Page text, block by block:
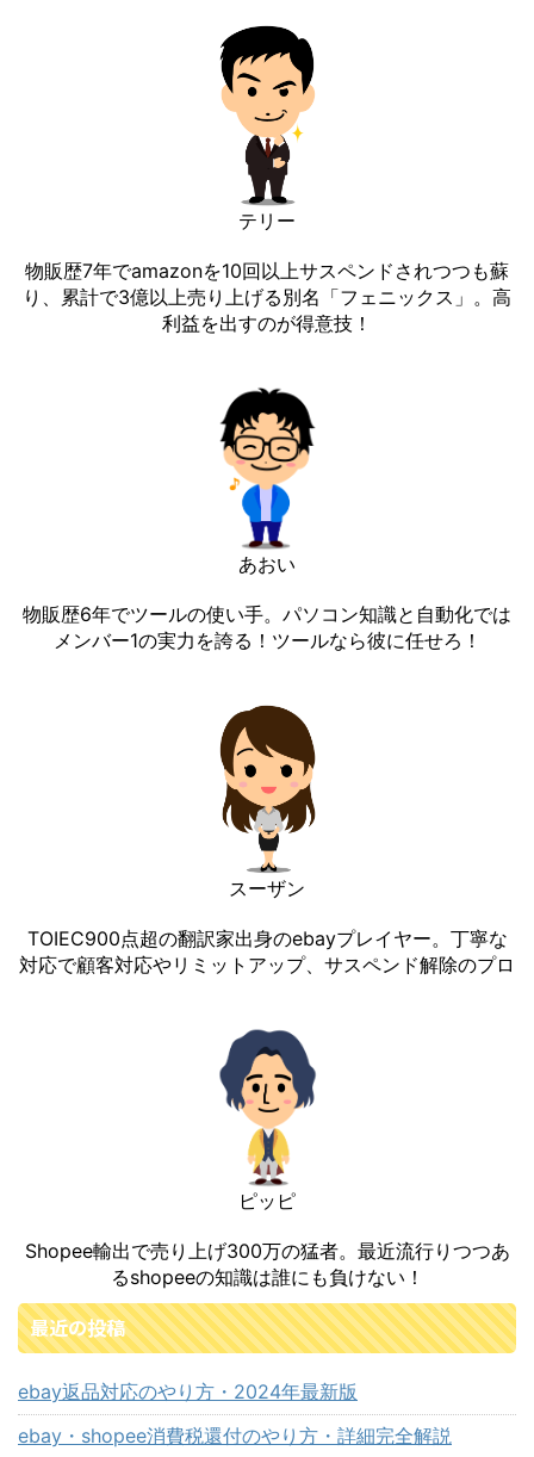
テリー
物販歴7年でamazonを10回以上サスペンドされつつも蘇
り、累計で3億以上売り上げる別名「フェニックス」。高
利益を出すのが得意技！
あおい
物販歴6年でツールの使い手。パソコン知識と自動化では
メンバー1の実力を誇る！ツールなら彼に任せろ！
スーザン
TOIEC900点超の翻訳家出身のebayプレイヤー。丁寧な
対応で顧客対応やリミットアップ、サスペンド解除のプロ
ピッピ
Shopee輸出で売り上げ300万の猛者。最近流行りつつあ
るshopeeの知識は誰にも負けない！
最近の投稿
ebay返品対応のやり方・2024年最新版
ebay・shopee消費税還付のやり方・詳細完全解説